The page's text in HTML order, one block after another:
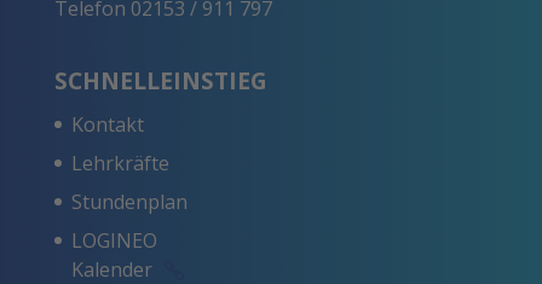
Telefon 02153 / 911 797
SCHNELLEINSTIEG
Kontakt
Lehrkräfte
Stundenplan
LOGINEO
Kalender